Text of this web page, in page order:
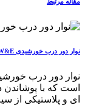
نوار دور درب خورشیدی W&E
نوار دور درب
است که با پوشاندن
ای و پلاستیکی از